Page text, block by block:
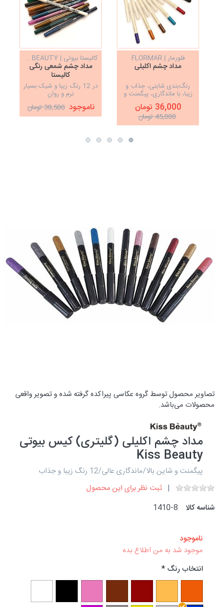
فلورمار | FLORMAR
مداد چشم اکلیلی
رنگ‌بندی شاینی، جذاب و
زیبا، با ماندگاری، پیگمنت و
کیفیت عالی، نرم و روان
36,000 تومان
45,000 تومان
کالیستا بیوتی | CALISTA BEAUTY
مداد چشم شمعی رنگی
کالیستا
در 12 رنگ زیبا و شیک بسیار
نرم و روان
ناموجود 38,500 تومان
تصاویر محصول توسط گروه عکاسی پیراکده گرفته شده و تصویر واقعی
محصولات می‌باشد.
مداد چشم اکلیلی (گلیتری) کیس بیوتی
Kiss Beauty
پیگمنت و شاین بالا/ماندگاری عالی/12 رنگ زیبا و جذاب
ثبت نظر برای این محصول
شناسه کالا
1410-8
ناموجود
موجود شد به من اطلاع بده
انتخاب رنگ